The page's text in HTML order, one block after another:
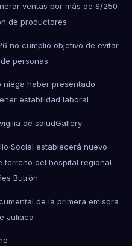
ventas por más de S/250
de productores
no cumplió objetivo de evitar
personas
niega haber presentado
estabilidad laboral
de saludGallery
Social establecerá nuevo
terreno del hospital regional
Butrón
de la primera emisora
Juliaca